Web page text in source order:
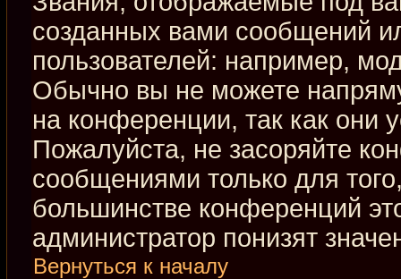
созданных вами сообщений
пользователей: например,
Обычно вы не можете
на конференции, так как они
Пожалуйста, не засоряйте
сообщениями только для
большинстве конференций
администратор понизят
Вернуться к началу